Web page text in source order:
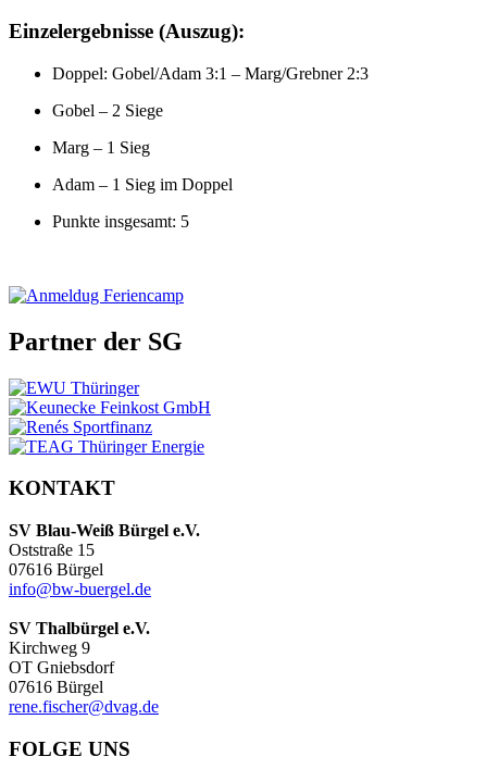
Einzelergebnisse (Auszug):
Doppel: Gobel/Adam 3:1 – Marg/Grebner 2:3
Gobel – 2 Siege
Marg – 1 Sieg
Adam – 1 Sieg im Doppel
Punkte insgesamt: 5
Partner der SG
KONTAKT
SV Blau-Weiß Bürgel e.V.
Oststraße 15
07616 Bürgel
info@bw-buergel.de
SV Thalbürgel e.V.
Kirchweg 9
OT Gniebsdorf
07616 Bürgel
rene.fischer@dvag.de
FOLGE UNS